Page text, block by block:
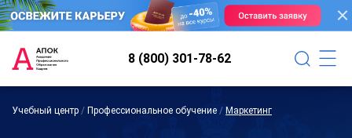
8 (800) 301-78-62
Учебный центр / Профессиональное обучение / Маркетинг